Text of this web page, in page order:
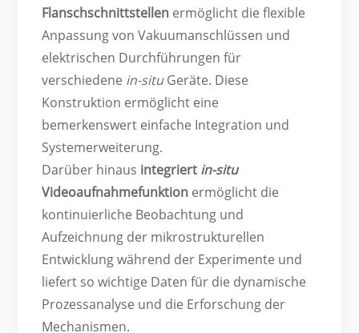
Flanschschnittstellen ermöglicht die flexible
Anpassung von Vakuumanschlüssen und
elektrischen Durchführungen für
verschiedene in-situGeräte. Diese
Konstruktion ermöglicht eine
bemerkenswert einfache Integration und
Systemerweiterung.
Darüber hinaus integriert in-situ
Videoaufnahmefunktion ermöglicht die
kontinuierliche Beobachtung und
Aufzeichnung der mikrostrukturellen
Entwicklung während der Experimente und
liefert so wichtige Daten für die dynamische
Prozessanalyse und die Erforschung der
Mechanismen.